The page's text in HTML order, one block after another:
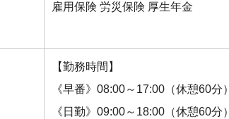
雇用保険 労災保険 厚生年金
【勤務時間】
《早番》08:00～17:00（休憩60分）
《日勤》09:00～18:00（休憩60分）